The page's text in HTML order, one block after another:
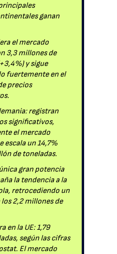
ganan
el mercado
3,3 millones de
y sigue
fuertemente en el
precios
registran
significativos,
el mercado
escala un 14,7%
de toneladas.
gran potencia
la tendencia a la
retrocediendo un
2,2 millones de
en la UE: 1,79
según las cifras
El mercado